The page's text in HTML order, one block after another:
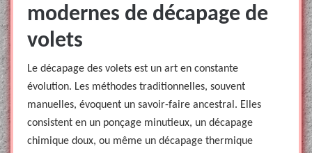
modernes de décapage de
volets
Le décapage des volets est un art en constante
évolution. Les méthodes traditionnelles, souvent
manuelles, évoquent un savoir-faire ancestral. Elles
consistent en un ponçage minutieux, un décapage
chimique doux, ou même un décapage thermique